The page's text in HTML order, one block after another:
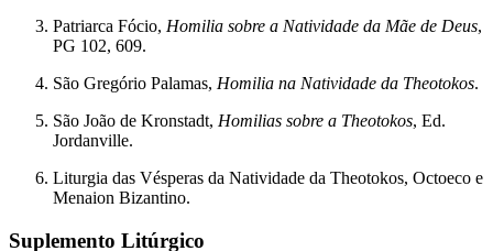
Patriarca Fócio, Homilia sobre a Natividade da Mãe de Deus,
PG 102, 609.
São Gregório Palamas, Homilia na Natividade da Theotokos.
São João de Kronstadt, Homilias sobre a Theotokos, Ed.
Jordanville.
Liturgia das Vésperas da Natividade da Theotokos, Octoeco e
Menaion Bizantino.
Suplemento Litúrgico